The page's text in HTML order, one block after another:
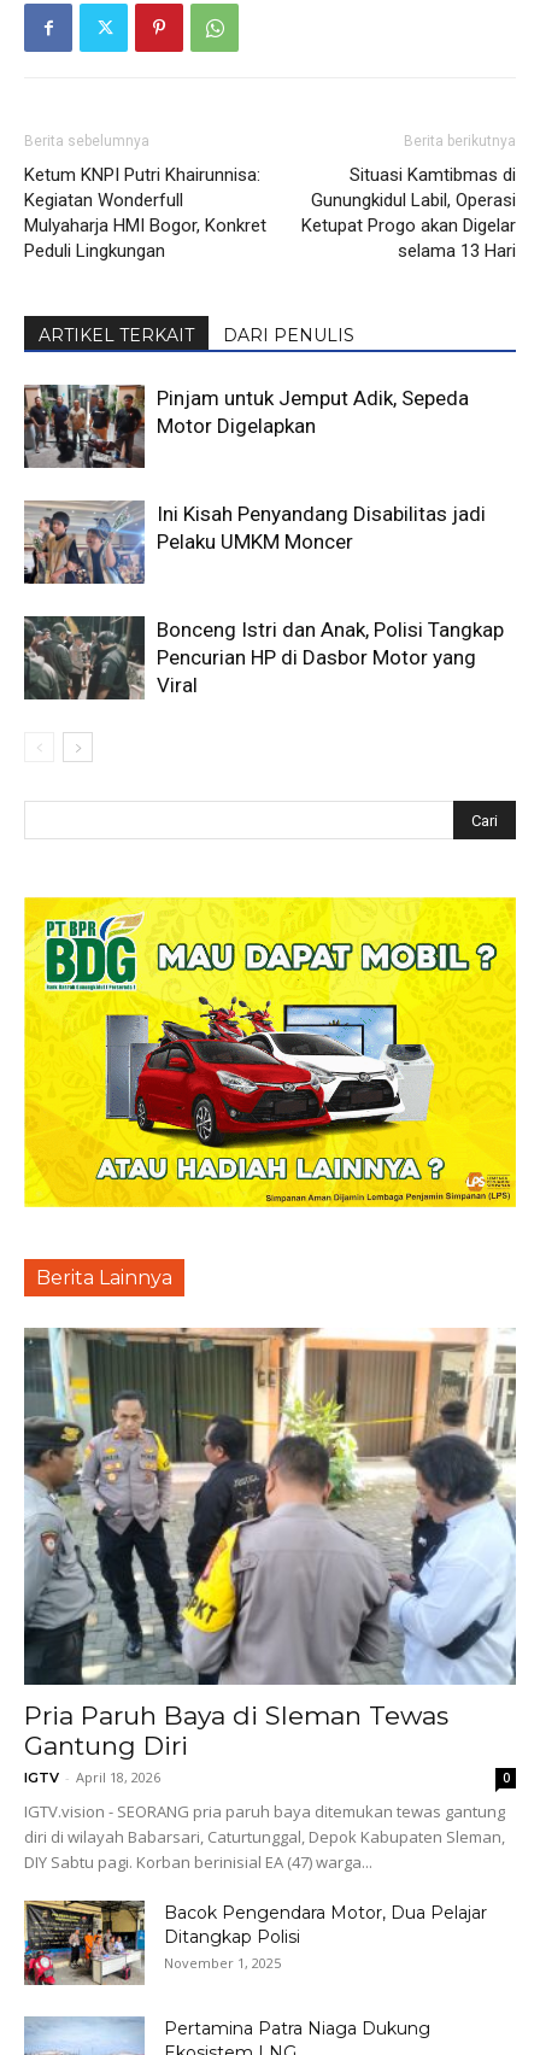
Berita sebelumnya
Ketum KNPI Putri Khairunnisa:
Kegiatan Wonderfull
Mulyaharja HMI Bogor, Konkret
Peduli Lingkungan
Berita berikutnya
Situasi Kamtibmas di
Gunungkidul Labil, Operasi
Ketupat Progo akan Digelar
selama 13 Hari
ARTIKEL TERKAIT DARI PENULIS
Pinjam untuk Jemput Adik, Sepeda
Motor Digelapkan
Ini Kisah Penyandang Disabilitas jadi
Pelaku UMKM Moncer
Bonceng Istri dan Anak, Polisi Tangkap
Pencurian HP di Dasbor Motor yang
Viral
Berita Lainnya
Pria Paruh Baya di Sleman Tewas
Gantung Diri
IGTV - April 18, 2026 0
IGTV.vision - SEORANG pria paruh baya ditemukan tewas gantung
diri di wilayah Babarsari, Caturtunggal, Depok Kabupaten Sleman,
DIY Sabtu pagi. Korban berinisial EA (47) warga...
Bacok Pengendara Motor, Dua Pelajar
Ditangkap Polisi
November 1, 2025
Pertamina Patra Niaga Dukung